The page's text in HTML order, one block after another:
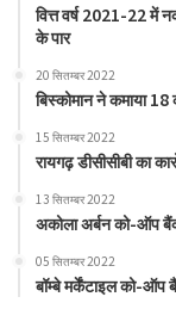
वित्त वर्ष 2021-22 में
के पार
20 सितम्बर 2022
बिस्कोमान ने कमाया
15 सितम्बर 2022
रायगढ़ डीसीसीबी का
13 सितम्बर 2022
अकोला अर्बन को-ऑप
05 सितम्बर 2022
बॉम्बे मर्केंटाइल को-ऑप